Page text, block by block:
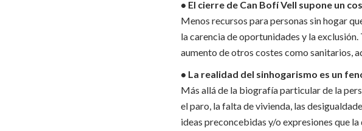
• El cierre de Can Bofí Vell supone un
Menos recursos para personas sin hogar
la carencia de oportunidades y la
aumento de otros costes como sanitarios,
• La realidad del sinhogarismo es un
Más allá de la biografía particular de la
el paro, la falta de vivienda, las
ideas preconcebidas y/o expresiones que